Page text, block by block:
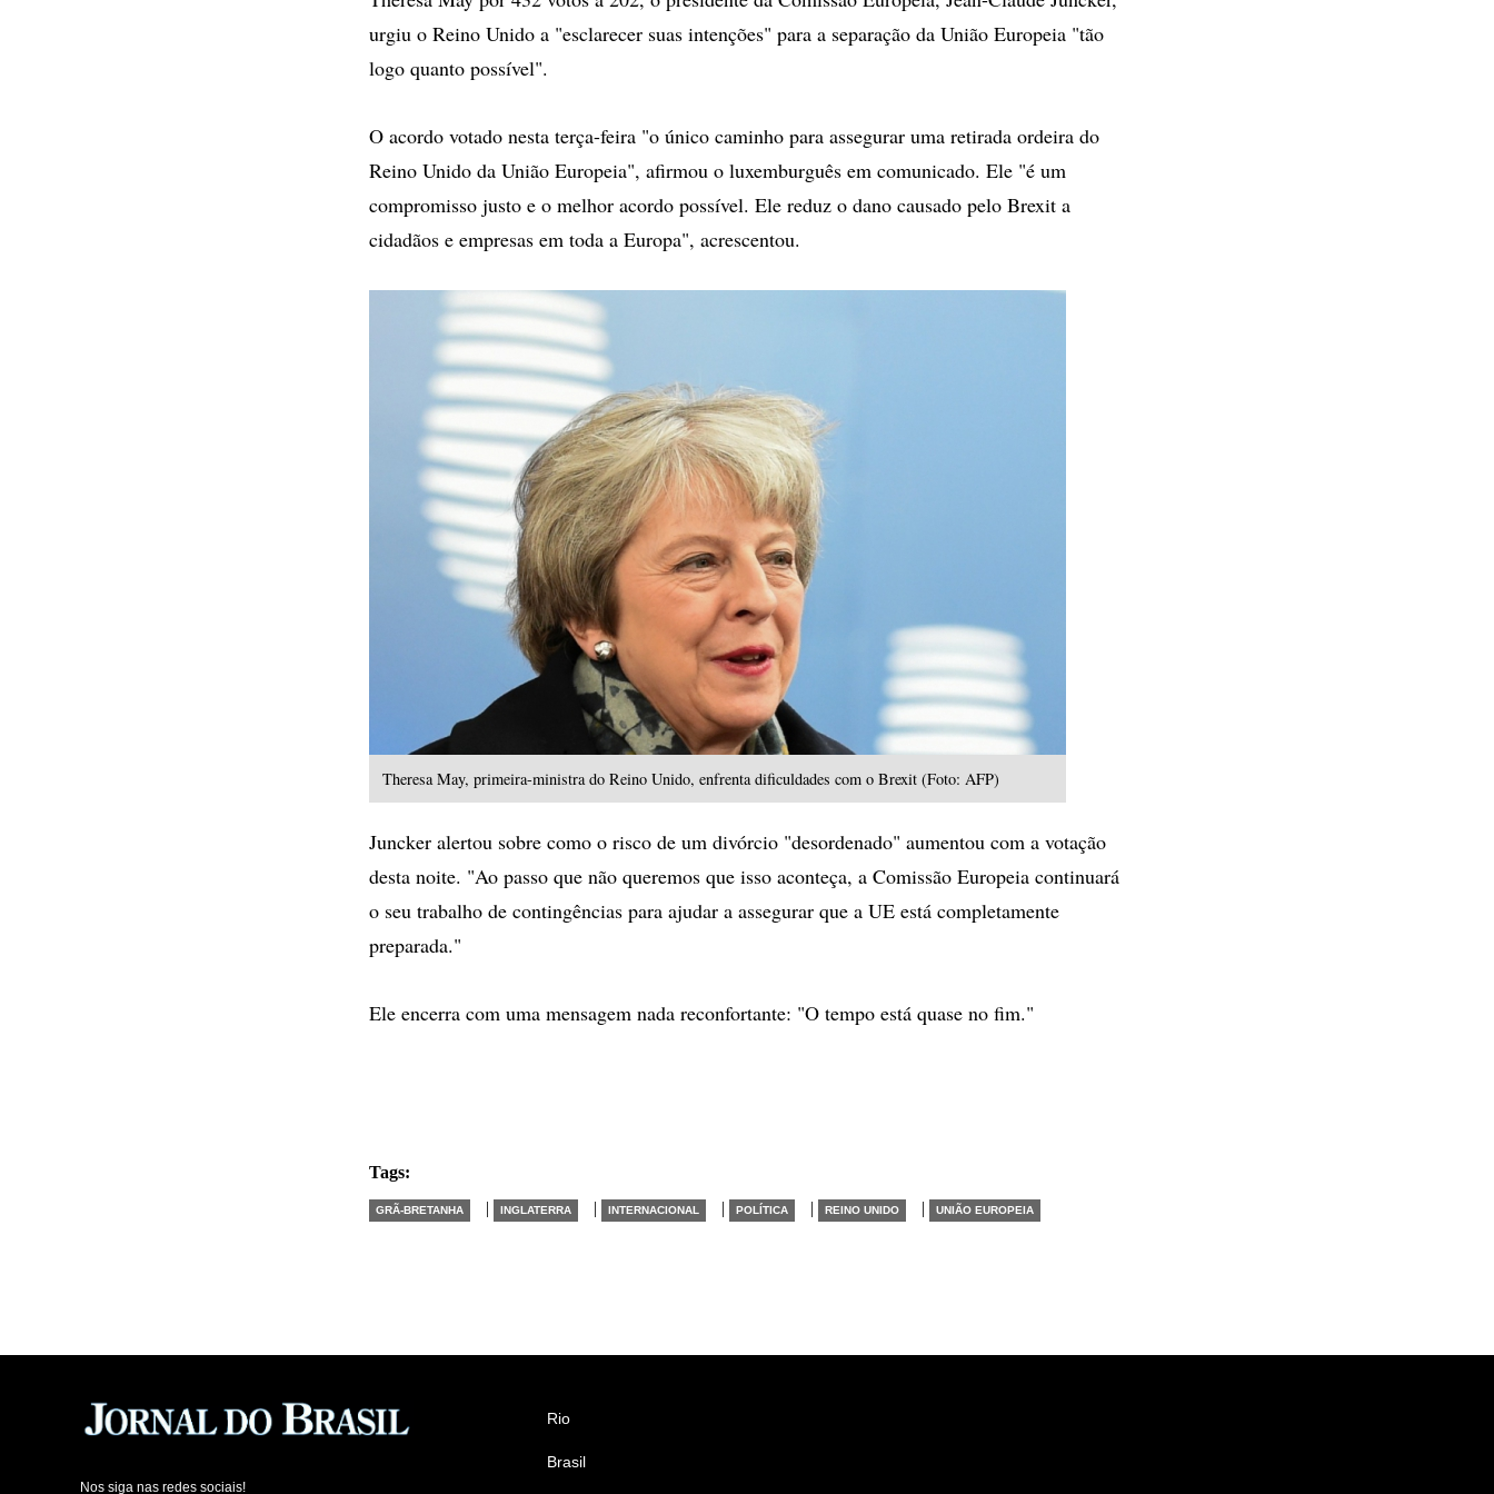
urgiu o Reino Unido a "esclarecer suas intenções" para a separação da União Europeia "tão
logo quanto possível".
O acordo votado nesta terça-feira "o único caminho para assegurar uma retirada ordeira do
Reino Unido da União Europeia", afirmou o luxemburguês em comunicado. Ele "é um
compromisso justo e o melhor acordo possível. Ele reduz o dano causado pelo Brexit a
cidadãos e empresas em toda a Europa", acrescentou.
Theresa May, primeira-ministra do Reino Unido, enfrenta dificuldades com o Brexit (Foto: AFP)
Juncker alertou sobre como o risco de um divórcio "desordenado" aumentou com a votação
desta noite. "Ao passo que não queremos que isso aconteça, a Comissão Europeia continuará
o seu trabalho de contingências para ajudar a assegurar que a UE está completamente
preparada."
Ele encerra com uma mensagem nada reconfortante: "O tempo está quase no fim."
Tags:
GRÃ-BRETANHA | INGLATERRA | INTERNACIONAL | POLÍTICA | REINO UNIDO | UNIÃO EUROPEIA
Nos siga nas redes sociais!
Rio
Brasil